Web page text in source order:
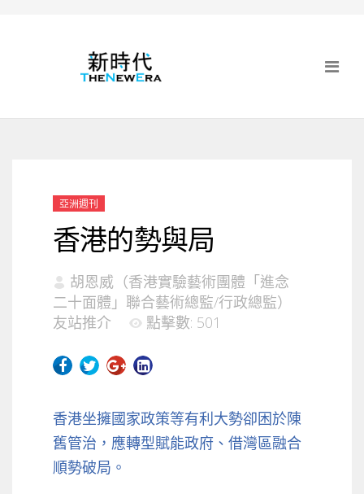
亞洲週刊
香港的勢與局
胡恩威（香港實驗藝術團體「進念
二十面體」聯合藝術總監/行政總監）
友站推介
點擊數: 501
香港坐擁國家政策等有利大勢卻困於陳
舊管治，應轉型賦能政府、借灣區融合
順勢破局。